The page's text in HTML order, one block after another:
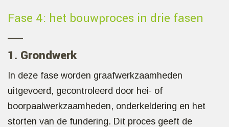
Fase 4: het bouwproces in drie fasen
1. Grondwerk
In deze fase worden graafwerkzaamheden
uitgevoerd, gecontroleerd door hei- of
boorpaalwerkzaamheden, onderkeldering en het
storten van de fundering. Dit proces geeft de